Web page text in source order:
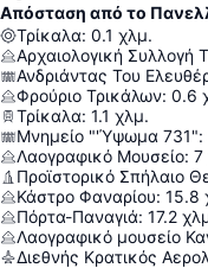
Απόσταση από το
Τρίκαλα: 0.1 χλμ.
Αρχαιολογική Συλλογή
Ανδριάντας Του
Φρούριο Τρικάλων: 0.6
Τρίκαλα: 1.1 χλμ.
Μνημείο "'Ύψωμα 731":
Λαογραφικό Μουσείο: 7
Προϊστορικό Σπήλαιο
Κάστρο Φαναρίου: 15.8
Πόρτα-Παναγιά: 17.2
Λαογραφικό μουσείο